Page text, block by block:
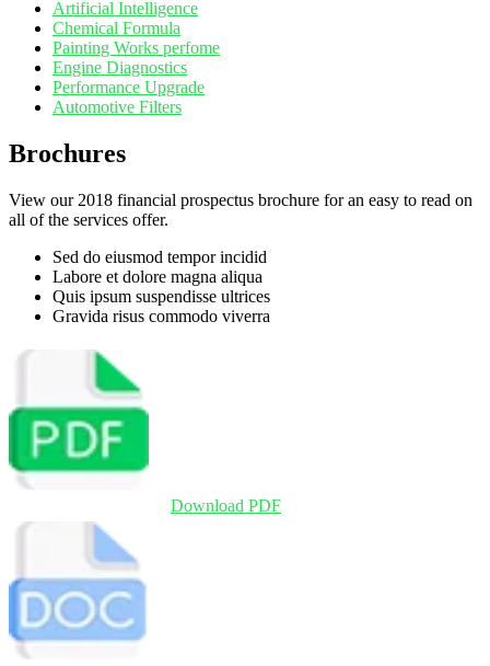
Artificial Intelligence
Chemical Formula
Painting Works perfome
Engine Diagnostics
Performance Upgrade
Automotive Filters
Brochures
View our 2018 financial prospectus brochure for an easy to read on
all of the services offer.
Sed do eiusmod tempor incidid
Labore et dolore magna aliqua
Quis ipsum suspendisse ultrices
Gravida risus commodo viverra
Download PDF